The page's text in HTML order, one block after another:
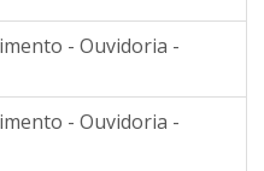
- Ouvidoria -
- Ouvidoria -